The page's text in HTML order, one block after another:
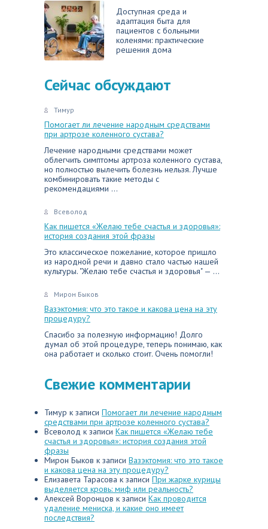
Доступная среда и
адаптация быта для
пациентов с больными
коленями: практические
решения дома
Сейчас обсуждают
Тимур
Помогает ли лечение народным средствами
при артрозе коленного сустава?
Лечение народными средствами может
облегчить симптомы артроза коленного сустава,
но полностью вылечить болезнь нельзя. Лучше
комбинировать такие методы с
рекомендациями ...
Всеволод
Как пишется «Желаю тебе счастья и здоровья»:
история создания этой фразы
Это классическое пожелание, которое пришло
из народной речи и давно стало частью нашей
культуры. "Желаю тебе счастья и здоровья" — ...
Мирон Быков
Вазэктомия: что это такое и какова цена на эту
процедуру?
Спасибо за полезную информацию! Долго
думал об этой процедуре, теперь понимаю, как
она работает и сколько стоит. Очень помогли!
Свежие комментарии
Тимур к записи Помогает ли лечение народным
средствами при артрозе коленного сустава?
Всеволод к записи Как пишется «Желаю тебе
счастья и здоровья»: история создания этой
фразы
Мирон Быков к записи Вазэктомия: что это такое
и какова цена на эту процедуру?
Елизавета Тарасова к записи При жарке курицы
выделяется кровь: миф или реальность?
Алексей Воронцов к записи Как проводится
удаление мениска, и какие оно имеет
последствия?